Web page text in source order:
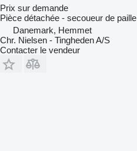
Prix sur demande
Pièce détachée - secoueur de paille
Danemark, Hemmet
Chr. Nielsen - Tingheden A/S
Contacter le vendeur